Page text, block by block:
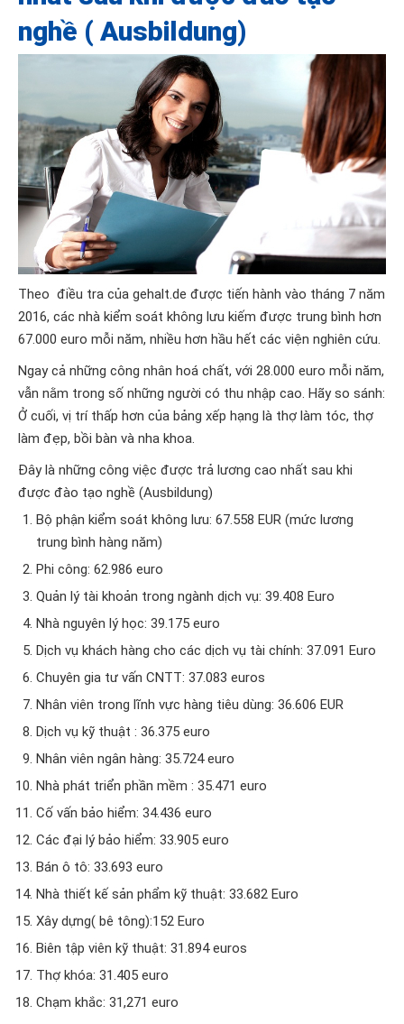
nghề ( Ausbildung)
Theo điều tra của gehalt.de được tiến hành vào tháng 7 năm
2016, các nhà kiểm soát không lưu kiếm được trung bình hơn
67.000 euro mỗi năm, nhiều hơn hầu hết các viện nghiên cứu.
Ngay cả những công nhân hoá chất, với 28.000 euro mỗi năm,
vẫn nằm trong số những người có thu nhập cao. Hãy so sánh:
Ở cuối, vị trí thấp hơn của bảng xếp hạng là thợ làm tóc, thợ
làm đẹp, bồi bàn và nha khoa.
Đây là những công việc được trả lương cao nhất sau khi
được đào tạo nghề (Ausbildung)
Bộ phận kiểm soát không lưu: 67.558 EUR (mức lương
trung bình hàng năm)
Phi công: 62.986 euro
Quản lý tài khoản trong ngành dịch vụ: 39.408 Euro
Nhà nguyên lý học: 39.175 euro
Dịch vụ khách hàng cho các dịch vụ tài chính: 37.091 Euro
Chuyên gia tư vấn CNTT: 37.083 euros
Nhân viên trong lĩnh vực hàng tiêu dùng: 36.606 EUR
Dịch vụ kỹ thuật : 36.375 euro
Nhân viên ngân hàng: 35.724 euro
Nhà phát triển phần mềm : 35.471 euro
Cố vấn bảo hiểm: 34.436 euro
Các đại lý bảo hiểm: 33.905 euro
Bán ô tô: 33.693 euro
Nhà thiết kế sản phẩm kỹ thuật: 33.682 Euro
Xây dựng( bê tông):152 Euro
Biên tập viên kỹ thuật: 31.894 euros
Thợ khóa: 31.405 euro
Chạm khắc: 31,271 euro